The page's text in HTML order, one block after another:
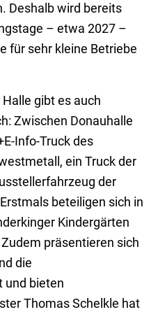
Deshalb wird bereits
– etwa 2027 –
für sehr kleine Betriebe
gibt es auch
Zwischen Donauhalle
Info-Truck des
ein Truck der
der
beteiligen sich in
Kindergärten
präsentieren sich
die
und bieten
Thomas Schelkle hat